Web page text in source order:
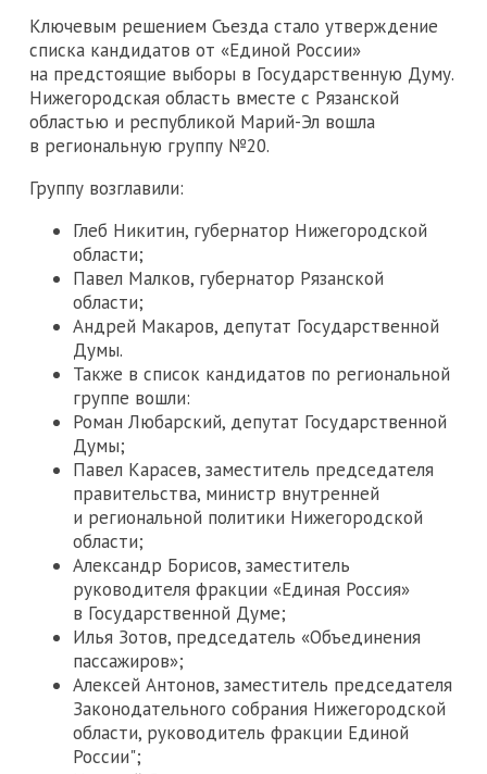
Ключевым решением Съезда стало утверждение
списка кандидатов от «Единой России»
на предстоящие выборы в Государственную Думу.
Нижегородская область вместе с Рязанской
областью и республикой Марий-Эл вошла
в региональную группу №20.
Группу возглавили:
Глеб Никитин, губернатор Нижегородской
области;
Павел Малков, губернатор Рязанской
области;
Андрей Макаров, депутат Государственной
Думы.
Также в список кандидатов по региональной
группе вошли:
Роман Любарский, депутат Государственной
Думы;
Павел Карасев, заместитель председателя
правительства, министр внутренней
и региональной политики Нижегородской
области;
Александр Борисов, заместитель
руководителя фракции «Единая Россия»
в Государственной Думе;
Илья Зотов, председатель «Объединения
пассажиров»;
Алексей Антонов, заместитель председателя
Законодательного собрания Нижегородской
области, руководитель фракции Единой
России";